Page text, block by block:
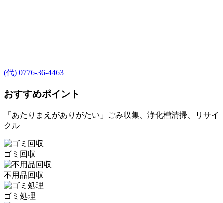
(代) 0776-36-4463
おすすめポイント
「あたりまえがありがたい」ごみ収集、浄化槽清掃、リサイ
クル
ゴミ回収
不用品回収
ゴミ処理